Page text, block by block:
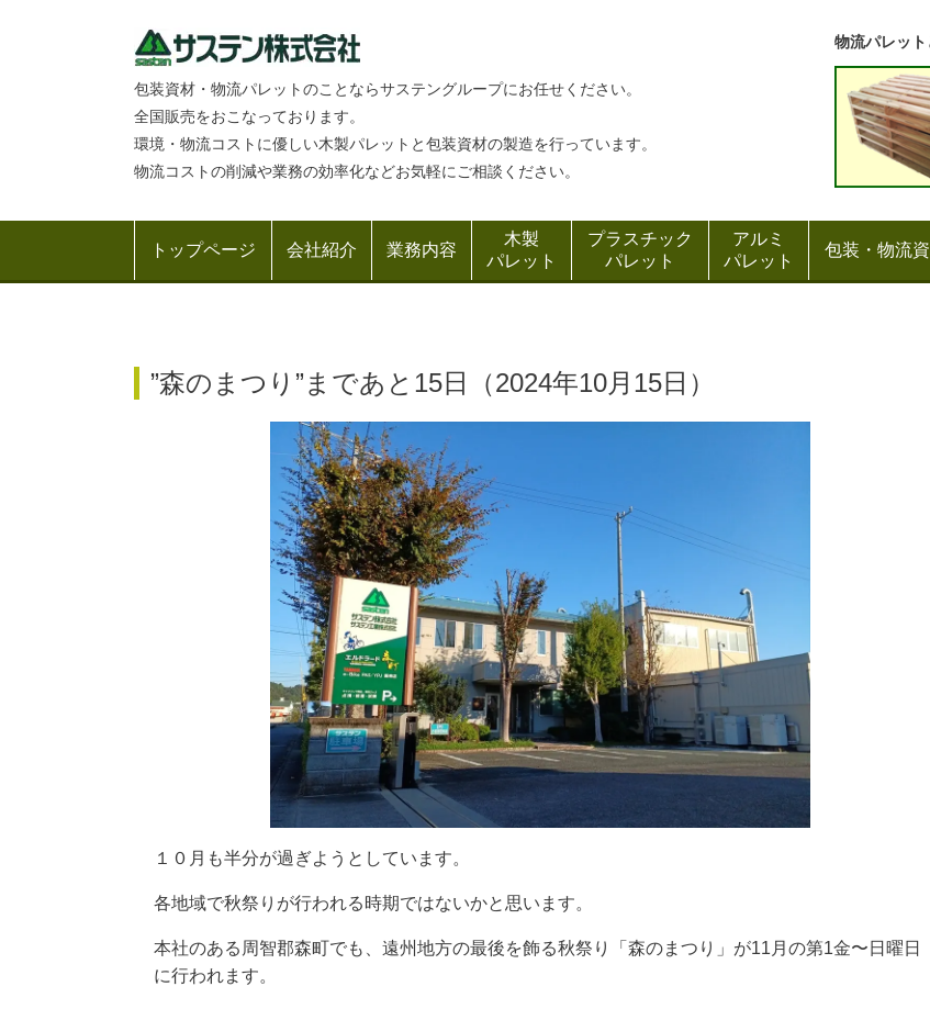
包装資材・物流パレットのことならサステングループにお任せください。
全国販売をおこなっております。
環境・物流コストに優しい木製パレットと包装資材の製造を行っています。
物流コストの削減や業務の効率化などお気軽にご相談ください。
物流パレッ
トップページ 会社紹介 業務内容
木製
パレット
プラスチック
パレット
アルミ
パレット
包装・物流
”森のまつり”まであと15日（2024年10月15日）
１０月も半分が過ぎようとしています。
各地域で秋祭りが行われる時期ではないかと思います。
本社のある周智郡森町でも、遠州地方の最後を飾る秋祭り 「森のまつり」 が11月の第1金〜日曜日
に行われます。